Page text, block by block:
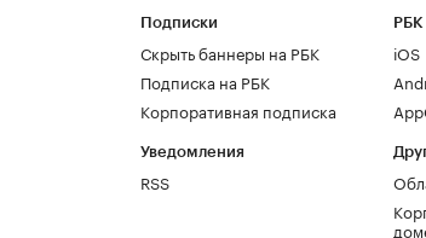
Подписки
Скрыть баннеры на РБК
Подписка на РБК
Корпоративная подписка
Уведомления
RSS
РБК
iOS